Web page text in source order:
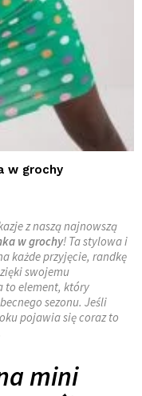
w grochy
z naszą najnowszą
w grochy! Ta stylowa i
każde przyjęcie, randkę
swojemu
to element, który
sezonu. Jeśli
pojawia się coraz to
mini